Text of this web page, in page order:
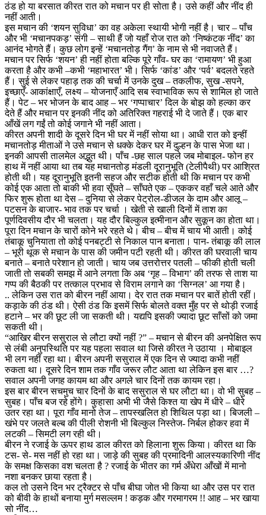
ठंड हो या बरसात कीरत रात को मचान पर ही सोता है। उसे कहीं और नींद ही
नहीं आती।
इस मचान की ‘शयन सुविधा’ का वह अकेला स्थायी भोगी नहीं है। चार – पाँच
और भी ‘मचानपकड़’ संगी – साथी हैं जो यहाँ रोज रात को ‘निष्कंटक नींद’ का
आनंद भोगते हैं। कुछ लोग इन्हें ‘मचानतोड़ गैंग’ के नाम से भी नवाजते हैं।
मचान पर सिर्फ ‘शयन’ ही नहीं होता बल्कि पूरे गाँव- घर का ‘रामायण’ भी हुआ
करता है और कभी –कभी ‘महाभारत’ भी। सिर्फ ‘कांड’ और ‘पर्व’ बदलते रहते
हैं। सुई से लेकर पहाड़ तक की चर्चा में उनके दुख – तकलीफ, सुख -सपने,
इच्छाएँ- आकांक्षाएँ, लक्ष्य – योजनाएँ आदि सब स्वाभाविक रूप से शामिल हो जाते
हैं। पेट – भर भोजन के बाद आह – भर ‘गप्पाचार’ दिल के बोझ को हल्का कर
देते हैं और मचान पर इनकी नींद को अतिरिक्त गहराई भी दे जाते हैं। एक बार
आँखें लग गईं तो कोई जगाने भी नहीं आता।
कीरत अपनी शादी के दूसरे दिन भी घर में नहीं सोया था। आधी रात को इन्हीं
मचानतोड़ मीताओं ने उसे मचान से धक्के देकर घर में दुल्हन के पास भेजा था।
इनकी आपसी तालमेल अद्भुत थी। पाँच -छह साल पहले जब मोबाइल- फोन हर
हाथ में नहीं आया था तब यह मचानतोड़ मंडली दूरानुभूति (टेलीपैथी) पर आश्रित
होती थी। यह दूरानुभूति इतनी सहज और सटीक होती थी कि मचान पर कभी
कोई एक आता तो बाकी भी हवा सूँघते – साँघते एक – एककर वहाँ चले आते और
फिर शुरू होता था देस – दुनिया से लेकर पेट्रोल-डीजल के दाम और आलू –
पटसन के बाजार- भाव तक पर चर्चा । खेती से खाली दिनों में ताश का
पूर्णदिवसीय दौर भी चलता। यह दौर बिल्कुल इत्मीनान और सुकून का होता था।
पूरा दिन मचान के चारों कोने भरे रहते थे। बीच – बीच में चाय भी आती। कोई
तंबाकू चुनियाता तो कोई पनबट्टी से निकाल पान बनाता। पान- तंबाकू की लाल
– भूरी थूक से मचान के पास की जमीन पटी रहती थी। कीरत की घरवाली चाय
बनाते – बनाते परेशान हो जाती। चाय जब उत्तरोत्तर पतली – फीकी होती चली
जाती तो सबकी समझ में आने लगता कि अब ‘गृह – विभाग’ की तरफ से ताश या
गप्प की बैठकी पर तत्काल प्रभाव से विराम लगाने का ‘सिग्नल’ आ गया है।
.. लेकिन उस रात को बीरन नहीं आया। देर रात तक मचान पर बातें होती रहीं।
कड़ाके की ठंड थी। ऐसी ठंड कि इसमें सिर्फ बोलते वक्त मुँह पर से थोड़ी रजाई
हटाने – भर की छूट ली जा सकती थी। यद्यपि इसकी ज्यादा छूट साँसों को जमा
सकती थी।
“आखिर बीरन ससुराल से लौटा क्यों नहीं ?” – मचान से बीरन की अनपेक्षित रूप
से लंबी अनुपस्थिति पर यह पहला सवाल था जिसे कीरत ने उठाया । मोबाइल
भी लग नहीं रहा था। बीरन अपनी ससुराल में एक दिन से ज्यादा कभी नहीं
रुकता था। दूसरे दिन शाम तक गाँव जरूर लौट आता था लेकिन इस बार …?
सवाल अपनी जगह कायम था और अगले चार दिनों तक कायम रहा।
इस बार बीरन सचमुच चार दिनों के बाद ससुराल से घर लौटा था। वो भी सुबह –
सुबह। पाँच बज रहे होंगे। कुहासा अभी भी जैसे किश्त या खेप में धीरे – धीरे
उतर रहा था। पूरा गाँव मानो तेज – तापस्खलित हो शिथिल पड़ा था। बिजली –
खंभे पर जलते बल्ब की पीली रोशनी भी बिल्कुल निस्तेज- निर्बल होकर हवा में
लटकी – सिमटी लग रही थी।
बीरन ने रजाई के ऊपर हाथ डाल कीरत को हिलाना शुरू किया। कीरत था कि
टस- से- मस नहीं हो रहा था। जाड़े की सुबह की प्रमादिनी आलस्यकारिणी नींद
के समक्ष किसका वश चलता है ? रजाई के भीतर का गर्म अँधेरा आँखों में मानो
नशा बनकर छाया रहता है।
कल तो उसने दिन भर ट्रैक्टर से पाँच बीघा जोत भी किया था और उस पर रात
को बीवी के हाथों बनाया मुर्ग मसल्लम ! कड़क और गरमागरम !! आह – भर खाया
सो नींद…